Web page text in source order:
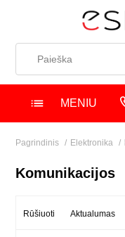
MENIU
Pagrindinis Elektronika
Komunikacijos
Rūšiuoti Aktualumas